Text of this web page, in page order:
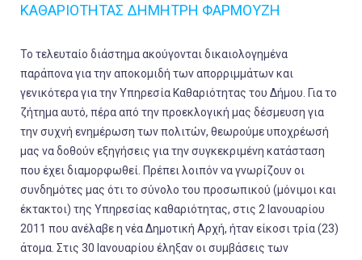
ΚΑΘΑΡΙΟΤΗΤΑΣ ΔΗΜΗΤΡΗ ΦΑΡΜΟΥΖΗ
Το τελευταίο διάστημα ακούγονται δικαιολογημένα
παράπονα για την αποκομιδή των απορριμμάτων και
γενικότερα για την Υπηρεσία Καθαριότητας του Δήμου. Για το
ζήτημα αυτό, πέρα από την προεκλογική μας δέσμευση για
την συχνή ενημέρωση των πολιτών, θεωρούμε υποχρέωσή
μας να δοθούν εξηγήσεις για την συγκεκριμένη κατάσταση
που έχει διαμορφωθεί. Πρέπει λοιπόν να γνωρίζουν οι
συνδημότες μας ότι το σύνολο του προσωπικού (μόνιμοι και
έκτακτοι) της Υπηρεσίας καθαριότητας, στις 2 Ιανουαρίου
2011 που ανέλαβε η νέα Δημοτική Αρχή, ήταν είκοσι τρία (23)
άτομα. Στις 30 Ιανουαρίου έληξαν οι συμβάσεις των